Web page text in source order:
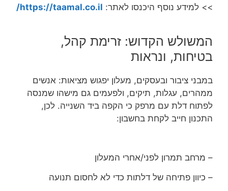
>> למידע נוסף היכנסו לאתר: https://taamal.co.il/
המשולש הקדוש: זרימת קהל,
בטיחות, ונראות
במבני ציבור ובעסקים, מעלון יפגוש מציאות: אנשים
ממהרים, עגלות, תיקים, ולפעמים גם מישהו שמנסה
לפתוח דלת עם מרפק כי הקפה ביד השנייה. לכן,
התכנון חייב לקחת בחשבון:
– מרחב תמרון לפני/אחרי המעלון
– כיוון פתיחה של דלתות כדי לא לחסום תנועה